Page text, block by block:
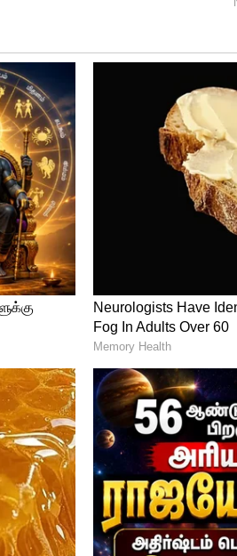
அருவி, சிற்றருவி, புலி